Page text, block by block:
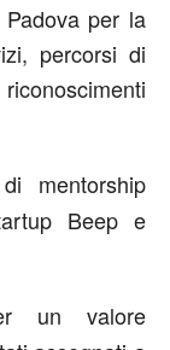
per la
percorsi di
mentorship
Beep e
un valore